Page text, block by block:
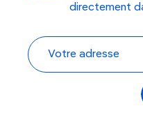
directement